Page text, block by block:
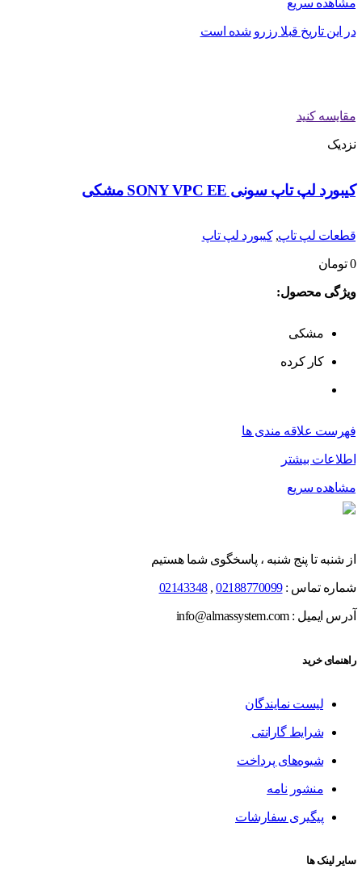
مشاهده سریع
در این تاریخ قبلا رزرو شده است
مقایسه کنید
نزدیک
کیبورد لپ تاپ سونی SONY VPC EE مشکی
قطعات لپ تاپ,کیبورد لپ تاپ
0 تومان
ویژگی محصول:
مشکی
کار کرده
فهرست علاقه مندی ها
اطلاعات بیشتر
مشاهده سریع
از شنبه تا پنج شنبه ، پاسخگوی شما هستیم
شماره تماس :02188770099
,
02143348
آدرس ایمیل : info@almassystem.com
راهنمای خرید
لیست نمایندگان
شرایط گارانتی
شیوه‌های پرداخت
منشور نامه
پیگیری سفارشات
سایر لینک ها